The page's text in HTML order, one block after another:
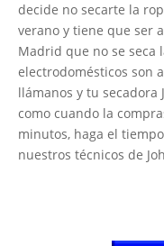
decide no secarte la
verano y tiene que ser
Madrid que no se seca
electrodomésticos son
llámanos y tu secadora
como cuando la
minutos, haga el
nuestros técnicos de